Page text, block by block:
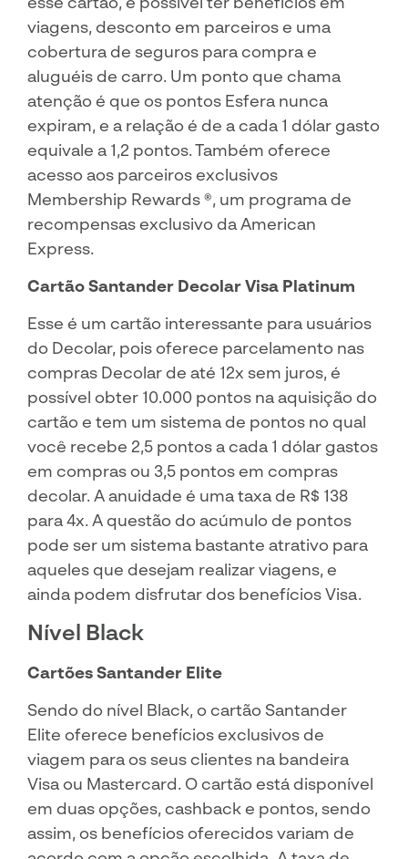
viagens, desconto em parceiros e uma
cobertura de seguros para compra e
aluguéis de carro. Um ponto que chama
atenção é que os pontos Esfera nunca
expiram, e a relação é de a cada 1 dólar gasto
equivale a 1,2 pontos. Também oferece
acesso aos parceiros exclusivos
Membership Rewards ®, um programa de
recompensas exclusivo da American
Express.
Cartão Santander Decolar Visa Platinum
Esse é um cartão interessante para usuários
do Decolar, pois oferece parcelamento nas
compras Decolar de até 12x sem juros, é
possível obter 10.000 pontos na aquisição do
cartão e tem um sistema de pontos no qual
você recebe 2,5 pontos a cada 1 dólar gastos
em compras ou 3,5 pontos em compras
decolar. A anuidade é uma taxa de R$ 138
para 4x. A questão do acúmulo de pontos
pode ser um sistema bastante atrativo para
aqueles que desejam realizar viagens, e
ainda podem disfrutar dos benefícios Visa.
Nível Black
Cartões Santander Elite
Sendo do nível Black, o cartão Santander
Elite oferece benefícios exclusivos de
viagem para os seus clientes na bandeira
Visa ou Mastercard. O cartão está disponível
em duas opções, cashback e pontos, sendo
assim, os benefícios oferecidos variam de